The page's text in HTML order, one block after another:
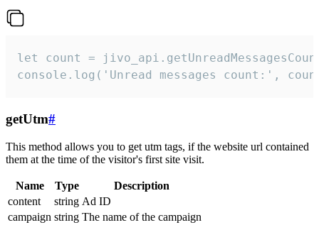
let count =
console.log('Unread messages count:',
getUtm#
This method allows you to get utm tags, if the website url contained
them at the time of the visitor's first site visit.
Name Type
Description
content
string Ad ID
campaign string The name of the campaign